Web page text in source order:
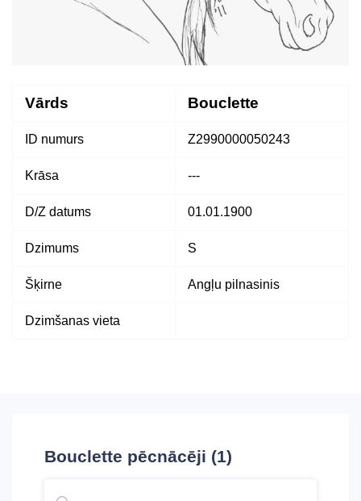
Vārds Bouclette
ID numurs Z2990000050243
Krāsa ---
D/Z datums 01.01.1900
Dzimums S
Šķirne Angļu pilnasinis
Dzimšanas vieta
Bouclette pēcnācēji (1)